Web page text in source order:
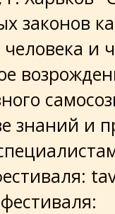
законов
и
знаний и